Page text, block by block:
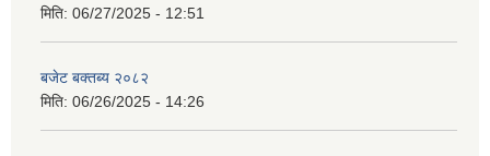
मिति: 06/27/2025 - 12:51
बजेट बक्तब्य २०८२
मिति: 06/26/2025 - 14:26